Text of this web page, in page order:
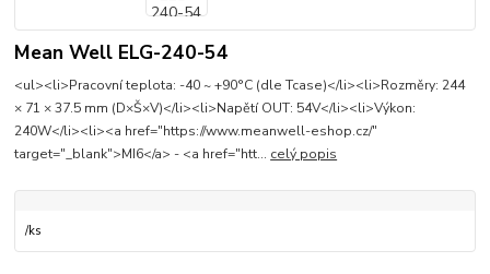
Mean Well ELG-240-54
<ul><li>Pracovní teplota: -40 ~ +90°C (dle Tcase)</li><li>Rozměry: 244
× 71 × 37.5 mm (D×Š×V)</li><li>Napětí OUT: 54V</li><li>Výkon:
240W</li><li><a href="https://www.meanwell-eshop.cz/"
target="_blank">MI6</a> - <a href="htt... celý popis
/ks